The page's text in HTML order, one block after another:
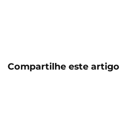
Compartilhe este artigo